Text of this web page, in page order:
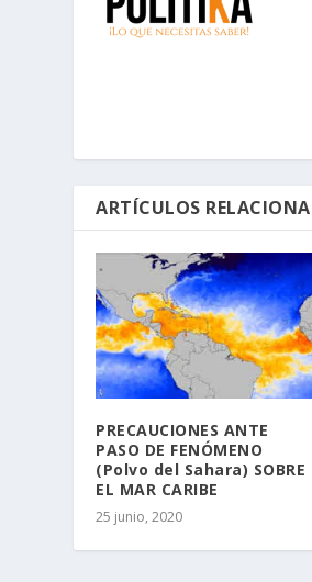
ARTÍCULOS
PRECAUCIONES ANTE
PASO DE FENÓMENO
(Polvo del Sahara) SOBRE
EL MAR CARIBE
25 junio, 2020